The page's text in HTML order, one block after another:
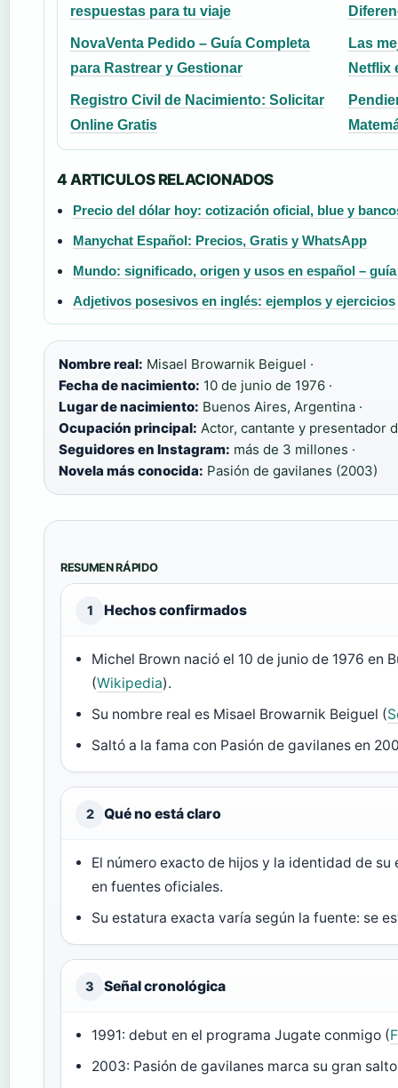
respuestas para tu viaje
NovaVenta Pedido – Guía Completa
para Rastrear y Gestionar
Las
Netflix
Registro Civil de Nacimiento: Solicitar
Online Gratis
4 ARTICULOS RELACIONADOS
Precio del dólar hoy: cotización oficial, blue y
Manychat Español: Precios, Gratis y WhatsApp
Mundo: significado, origen y usos en español –
Adjetivos posesivos en inglés: ejemplos y ejercicios
Nombre real: Misael Browarnik Beiguel ·
Fecha de nacimiento: 10 de junio de 1976 ·
Lugar de nacimiento: Buenos Aires, Argentina ·
Ocupación principal: Actor, cantante y presentador
Seguidores en Instagram: más de 3 millones ·
Novela más conocida: Pasión de gavilanes (2003)
RESUMEN RÁPIDO
1 Hechos confirmados
Michel Brown nació el 10 de junio de 1976 en
(Wikipedia).
Su nombre real es Misael Browarnik Beiguel (
Saltó a la fama con Pasión de gavilanes en
2 Qué no está claro
El número exacto de hijos y la identidad de
en fuentes oficiales.
Su estatura exacta varía según la fuente: se
3 Señal cronológica
1991: debut en el programa Jugate conmigo (
2003: Pasión de gavilanes marca su gran